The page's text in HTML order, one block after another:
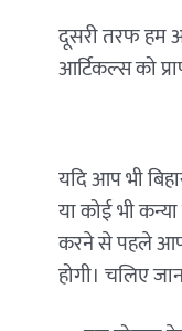
दूसरी तरफ हम
आर्टिकल्स को
यदि आप भी
या कोई भी
करने से पहले
होगी। चलिए